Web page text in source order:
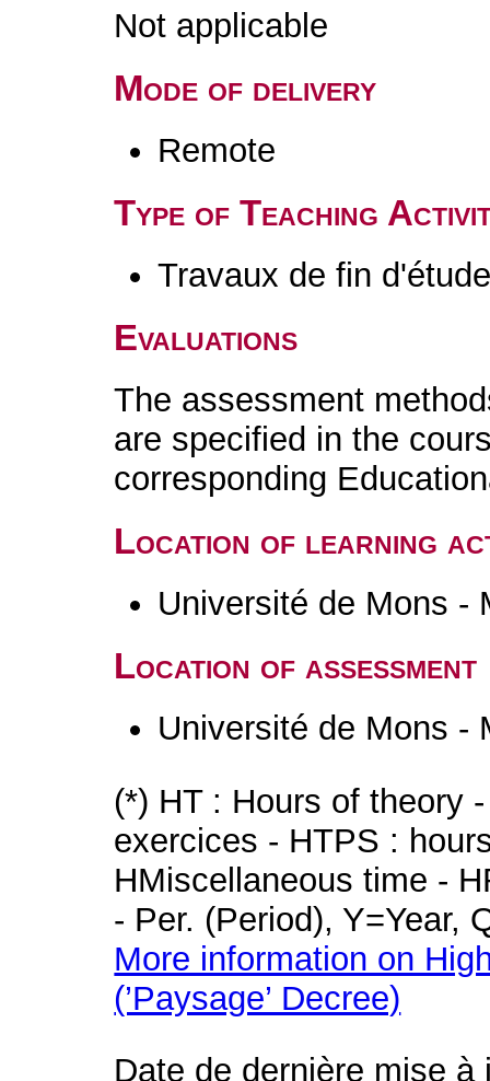
Not applicable
Mode of delivery
Remote
Type of Teaching
Travaux de fin
Evaluations
The assessment
are specified in the
corresponding
Location of learning
Université de Mons -
Location of assessment
Université de Mons -
(*) HT : Hours of theory
exercices - HTPS :
HMiscellaneous time -
- Per. (Period), Y=Year,
More information on
(’Paysage’ Decree)
Date de dernière mise